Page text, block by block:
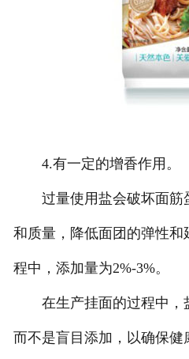
4.有一定的增香作用。
过量使用盐会破坏面筋
和质量，降低面团的弹性
程中，添加量为2%-3%。
在生产挂面的过程中，
而不是盲目添加，以确保健